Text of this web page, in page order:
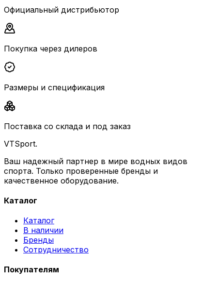
Официальный дистрибьютор
Покупка через дилеров
Размеры и спецификация
Поставка со склада и под заказ
VTSport.
Ваш надежный партнер в мире водных видов
спорта. Только проверенные бренды и
качественное оборудование.
Каталог
Каталог
В наличии
Бренды
Сотрудничество
Покупателям